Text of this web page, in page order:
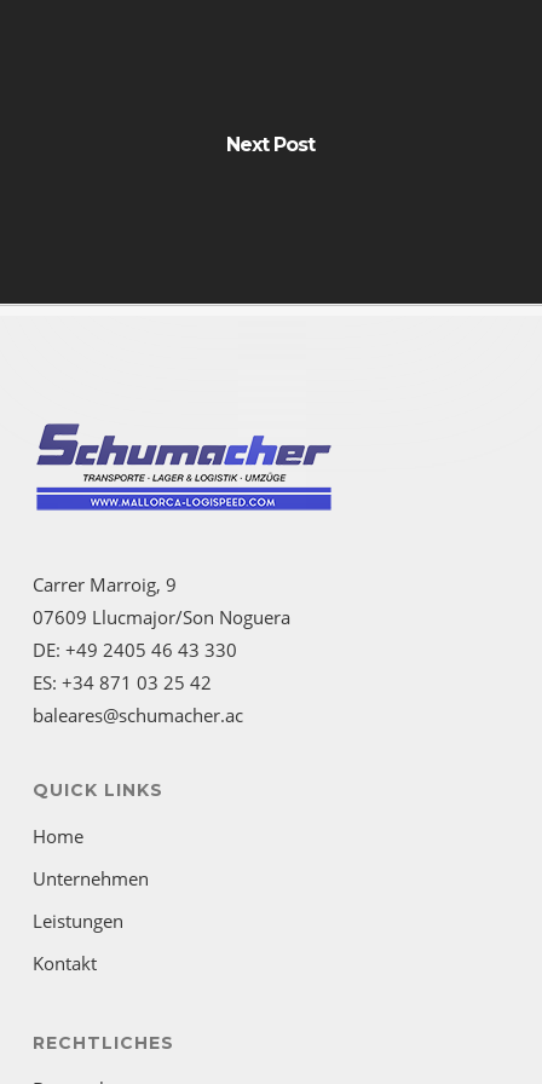
Next Post
Carrer Marroig, 9
07609 Llucmajor/Son Noguera
DE: +49 2405 46 43 330
ES: +34 871 03 25 42
baleares@schumacher.ac
QUICK LINKS
Home
Unternehmen
Leistungen
Kontakt
RECHTLICHES